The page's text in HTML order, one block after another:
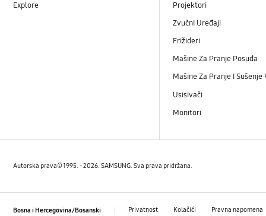
Explore
Projektori
ZvučnI Uređaji
Frižideri
Mašine Za Pranje Posuđa
Mašine Za Pranje I Sušenje
Usisivači
Monitori
Autorska prava© 1995. - 2026. SAMSUNG. Sva prava pridržana.
Bosna i Hercegovina/Bosanski Privatnost Kolačići Pravna napomena